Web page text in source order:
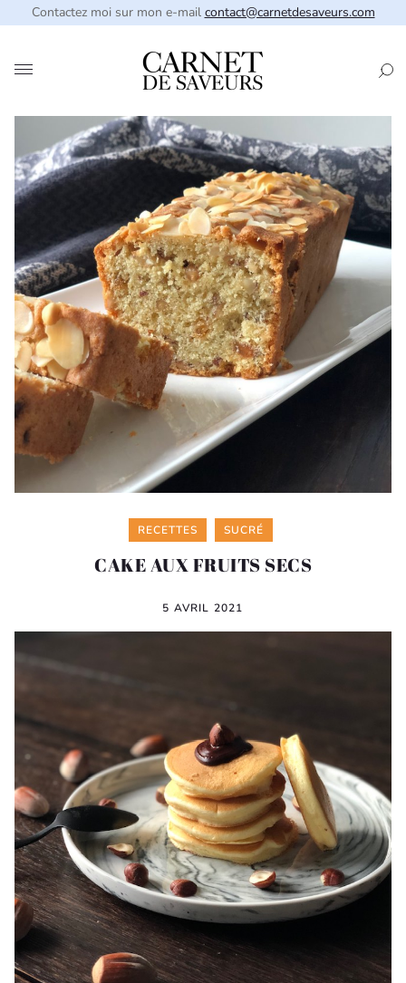
Contactez moi sur mon e-mail contact@carnetdesaveurs.com
Categories
RECETTES SUCRÉ
CAKE AUX FRUITS SECS
5 AVRIL 2021